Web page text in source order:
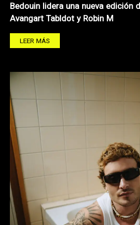
Bedouin lidera una nueva edición
Avangart Tabldot y Robin M
LEER MÁS